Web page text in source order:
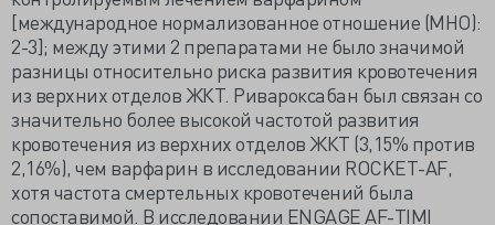
[международное нормализованное отношение (МНО):
2-3]; между этими 2 препаратами не было значимой
разницы относительно риска развития кровотечения
из верхних отделов ЖКТ. Ривароксабан был связан со
значительно более высокой частотой развития
кровотечения из верхних отделов ЖКТ (3,15% против
2,16%), чем варфарин в исследовании ROCKET-AF,
хотя частота смертельных кровотечений была
сопоставимой. В исследовании ENGAGE AF-TIMI